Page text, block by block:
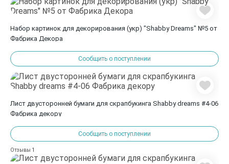
Набор картинок для декорирования (укр) "Shabby Dreams" №5 от
Фабрика Декора
Сообщить о поступлении
Лист двусторонней бумаги для скрапбукинга Shabby dreams #4-06
Фабрика декору
Сообщить о поступлении
Отзывы 1